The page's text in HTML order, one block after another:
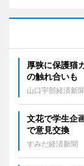
厚狭に保護猫
の触れ合いも
山口宇部経済新聞
文花で学生企
で意見交換
すみだ経済新聞